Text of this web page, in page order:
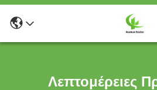
Λεπτομέρειες